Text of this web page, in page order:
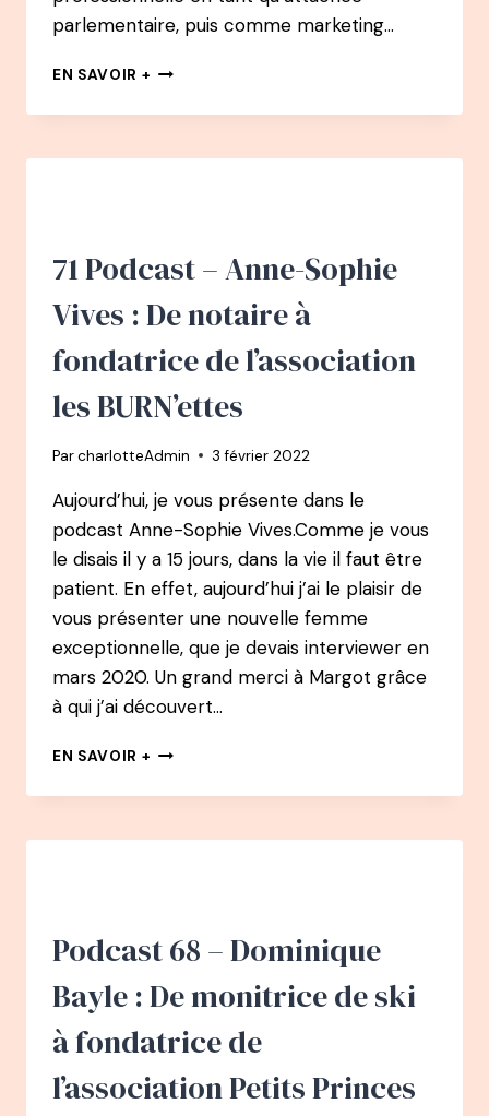
parlementaire, puis comme marketing…
EN SAVOIR + 76
–
BOUVARD
À
DE
À
FONDATRICE
DE
SOS
71 Podcast – Anne-Sophie
Vives : De notaire à
fondatrice de l’association
les BURN’ettes
ParcharlotteAdmin 3 février 2022
Aujourd’hui, je vous présente dans le
podcast Anne-Sophie Vives.Comme je vous
le disais il y a 15 jours, dans la vie il faut être
patient. En effet, aujourd’hui j’ai le plaisir de
vous présenter une nouvelle femme
exceptionnelle, que je devais interviewer en
mars 2020. Un grand merci à Margot grâce
à qui j’ai découvert…
EN SAVOIR + 71
–
SOPHIE
À
DE
LES
Podcast 68 – Dominique
Bayle : De monitrice de ski
à fondatrice de
l’association Petits Princes